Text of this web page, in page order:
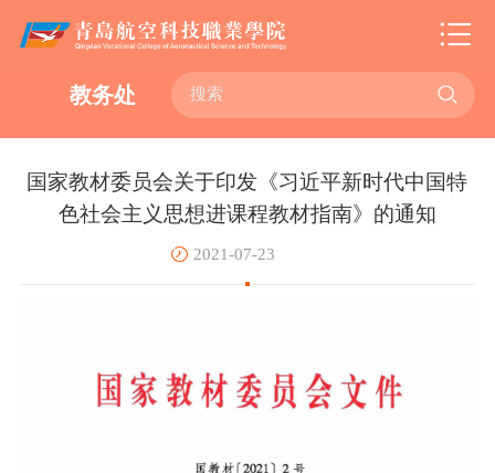

教务处
国家教材委员会关于印发《习近平新时代中国特
色社会主义思想进课程教材指南》的通知
2021-07-23